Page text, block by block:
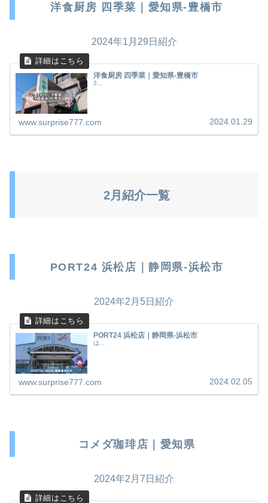
洋食厨房 四季菜｜愛知県-豊橋市
2024年1月29日紹介
洋食厨房 四季菜｜愛知県-豊橋市
2...
www.surprise777.com 2024.01.29
2月紹介一覧
PORT24 浜松店｜静岡県-浜松市
2024年2月5日紹介
PORT24 浜松店｜静岡県-浜松市
は...
www.surprise777.com 2024.02.05
コメダ珈琲店｜愛知県
2024年2月7日紹介